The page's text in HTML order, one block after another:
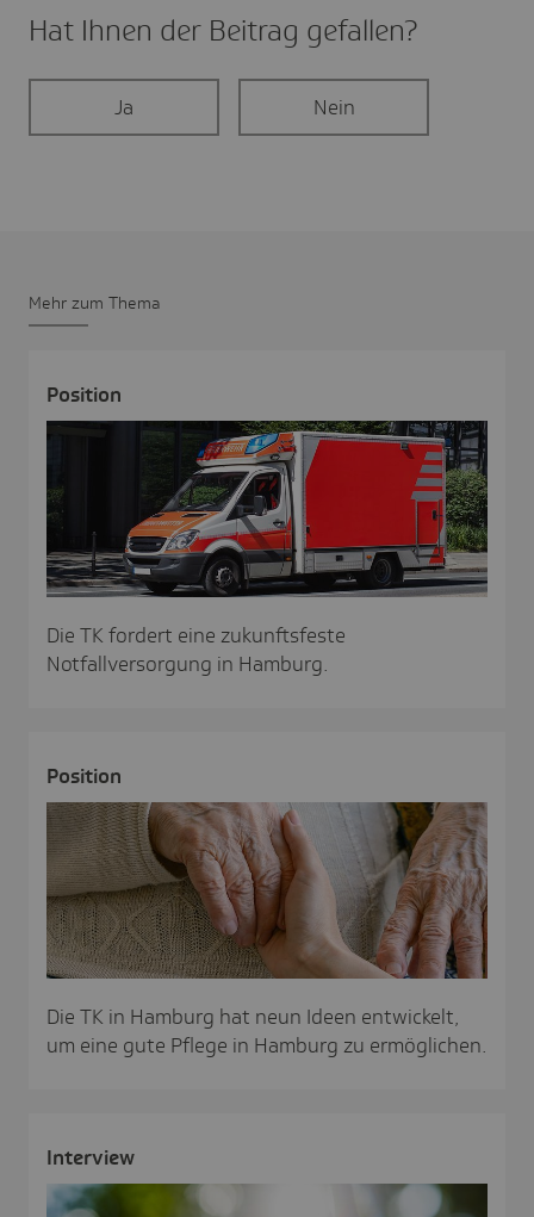
Hat Ihnen der Beitrag gefal­len?
Ja Nein
Mehr zum Thema
Posi­tion
Die TK fordert eine zukunftsfeste
Notfallversorgung in Hamburg.
Posi­tion
Die TK in Hamburg hat neun Ideen entwickelt,
um eine gute Pflege in Hamburg zu ermöglichen.
Inter­view